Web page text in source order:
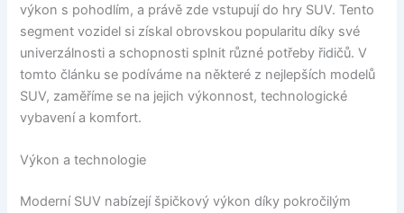
výkon s pohodlím, a právě zde vstupují do hry SUV. Tento
segment vozidel si získal obrovskou popularitu díky své
univerzálnosti a schopnosti splnit různé potřeby řidičů. V
tomto článku se podíváme na některé z nejlepších modelů
SUV, zaměříme se na jejich výkonnost, technologické
vybavení a komfort.
Výkon a technologie
Moderní SUV nabízejí špičkový výkon díky pokročilým